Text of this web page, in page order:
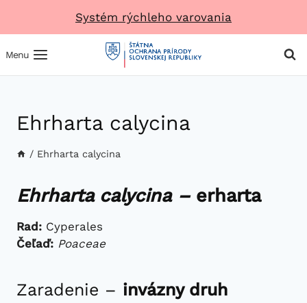
Systém rýchleho varovania
Menu
Ehrharta calycina
/ Ehrharta calycina
Ehrharta calycina – erharta
Rad: Cyperales
Čeľaď: Poaceae
Zaradenie – invázny druh